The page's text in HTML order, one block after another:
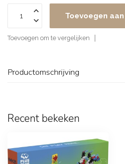
Toevoegen
Toevoegen om te vergelijken
Productomschrijving
Recent bekeken